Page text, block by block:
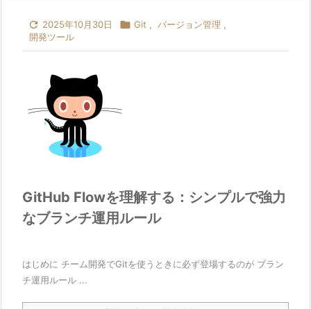
 2025年10月30日  Git , バージョン管理 ,
開発ツール
GitHub Flowを理解する：シンプルで強力
なブランチ運用ルール
はじめに チーム開発でGitを使うときに必ず登場するのが ブラン
チ運用ルール ...